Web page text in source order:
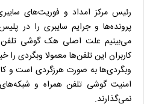
رئیس مرکز امداد و فوریت‌های
پرونده‌ها و جرایم سایبری را در
می‌بینیم علت اصلی هک گوشی تلفن
کاربران این تلفن‌ها معمولا وبگردی
وبگردی‌ها به صورت هرزگردی است و
امنیت گوشی تلفن همراه و
نمی‌گذارند.